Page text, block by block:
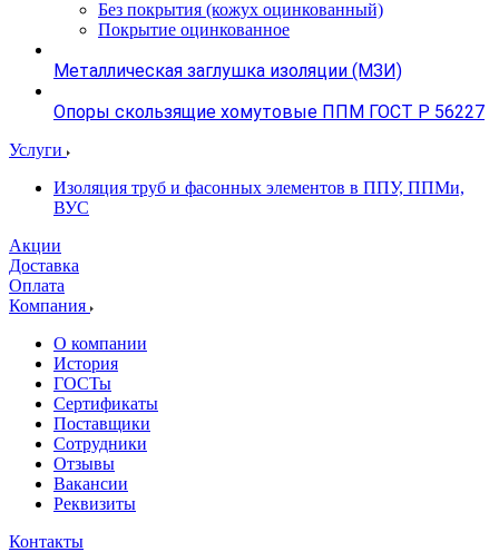
Без покрытия (кожух оцинкованный)
Покрытие оцинкованное
Металлическая заглушка изоляции (МЗИ)
Опоры скользящие хомутовые ППМ ГОСТ Р 56227
Услуги
Изоляция труб и фасонных элементов в ППУ, ППМи,
ВУС
Акции
Доставка
Оплата
Компания
О компании
История
ГОСТы
Сертификаты
Поставщики
Сотрудники
Отзывы
Вакансии
Реквизиты
Контакты